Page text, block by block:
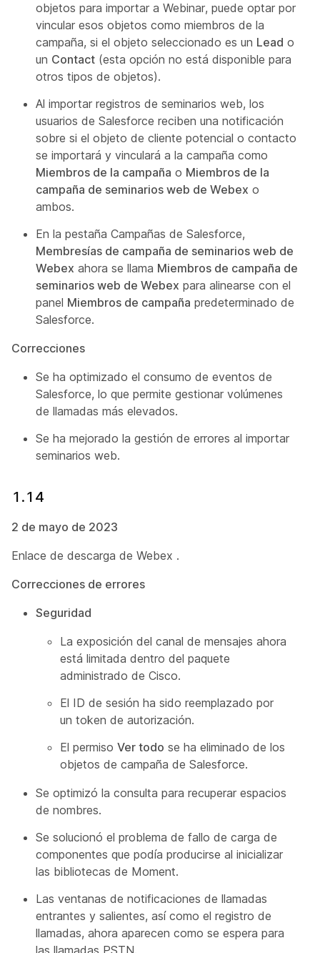
objetos para importar a Webinar, puede optar por
vincular esos objetos como miembros de la
campaña, si el objeto seleccionado es un Lead o
un Contact (esta opción no está disponible para
otros tipos de objetos).
Al importar registros de seminarios web, los
usuarios de Salesforce reciben una notificación
sobre si el objeto de cliente potencial o contacto
se importará y vinculará a la campaña como
Miembros de la campaña o Miembros de la
campaña de seminarios web de Webex o
ambos.
En la pestaña Campañas de Salesforce,
Membresías de campaña de seminarios web de
Webex ahora se llama Miembros de campaña de
seminarios web de Webex para alinearse con el
panel Miembros de campaña predeterminado de
Salesforce.
Correcciones
Se ha optimizado el consumo de eventos de
Salesforce, lo que permite gestionar volúmenes
de llamadas más elevados.
Se ha mejorado la gestión de errores al importar
seminarios web.
1.14
2 de mayo de 2023
Enlace de descarga de Webex .
Correcciones de errores
Seguridad
La exposición del canal de mensajes ahora
está limitada dentro del paquete
administrado de Cisco.
El ID de sesión ha sido reemplazado por
un token de autorización.
El permiso Ver todo se ha eliminado de los
objetos de campaña de Salesforce.
Se optimizó la consulta para recuperar espacios
de nombres.
Se solucionó el problema de fallo de carga de
componentes que podía producirse al inicializar
las bibliotecas de Moment.
Las ventanas de notificaciones de llamadas
entrantes y salientes, así como el registro de
llamadas, ahora aparecen como se espera para
las llamadas PSTN.